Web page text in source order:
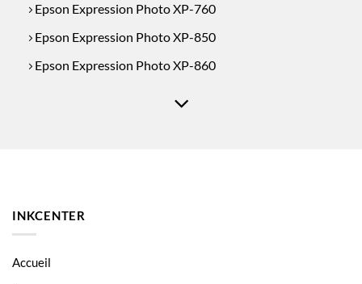
Epson Expression Photo XP-760
Epson Expression Photo XP-850
Epson Expression Photo XP-860
INKCENTER
Accueil